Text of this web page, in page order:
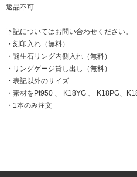
返品不可
下記についてはお問い合わせください。
・刻印入れ（無料）
・誕生石リング内側入れ（無料）
・リングゲージ貸し出し（無料）
・表記以外のサイズ
・素材をPt950 、 K18YG 、 K18PG、
・1本のみ注文